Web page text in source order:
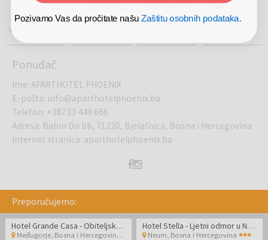
100%
SIGURNA KUPNJA 500.000 5 2012.
Ponuđač
Ime: APARTHOTEL PHOENIX
E-pošta: info@aparthotelphoenix.ba
Telefon: +38733 449 666
Adresa: Babin Do bb, 71220, Bjelašnica, Bosna i Hercegovina
Internet stranica: aparthotelphoenix.ba
Preporučujemo:
Hotel Grande Casa - Obiteljski odmor u Međugorju
Međugorje, Bosna i Hercegovina
Hotel Stella - Ljetni odmor u Neumu
Neum Bosna i Hercegovina
Pozivamo Vas da pročitate našu Zaštitu osobnih podataka.